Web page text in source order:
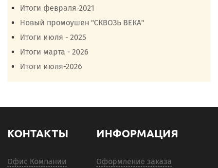
Итоги февраля-2021
Новый промоушен "СКВОЗЬ ВЕКА"
Итоги июля - 2025
Итоги марта - 2026
Итоги июля-2026
КОНТАКТЫ
Офис Компании
ИНФОРМАЦИЯ
Оформление заказа